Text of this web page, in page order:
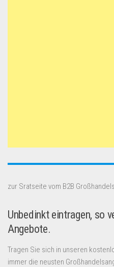
zur Sratseite vom B2B
Unbedinkt eintragen, so
Angebote.
Tragen Sie sich in unseren
immer die neusten